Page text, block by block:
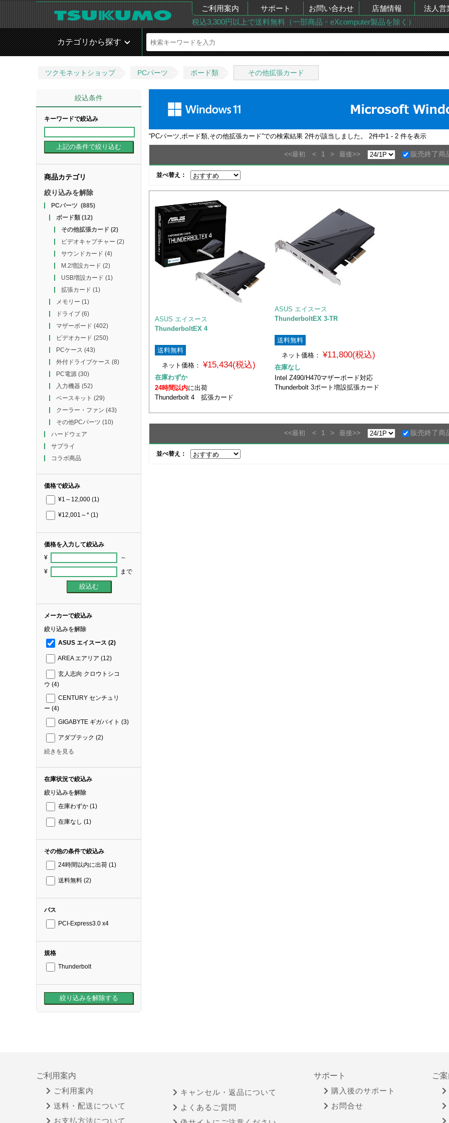
ご利用案内 サポート お問い合わせ 店舗情報 法人営
税込3,300円以上で送料無料（一部商品・eXcomputer製品を除く）
カテゴリから探す
ツクモネットショップ PCパーツ ボード類 その他拡張カード
絞込条件
キーワードで絞込み
商品カテゴリ
絞り込みを解除
PCパーツ (885)
ボード類(12)
その他拡張カード (2)
ビデオキャプチャー (2)
サウンドカード (4)
M.2増設カード (2)
USB増設カード (1)
拡張カード (1)
メモリー (1)
ドライブ(6)
マザーボード (402)
ビデオカード (250)
PCケース (43)
外付ドライブケース (8)
PC電源(30)
入力機器(52)
ベースキット (29)
クーラー・ファン (43)
その他PCパーツ (10)
ハードウェア
サプライ
コラボ商品
価格で絞込み
¥1～12,000 (1)
¥12,001～* (1)
価格を入力して絞込み
¥ ～
¥ まで
メーカーで絞込み
絞り込みを解除
ASUS エイスース (2)
AREA エアリア (12)
玄人志向 クロウトシコ
ウ (4)
CENTURY センチュリ
ー (4)
GIGABYTE ギガバイト (3)
アダプテック (2)
続きを見る
在庫状況で絞込み
絞り込みを解除
在庫わずか (1)
在庫なし (1)
その他の条件で絞込み
24時間以内に出荷 (1)
送料無料 (2)
バス
PCI-Express3.0 x4
規格
Thunderbolt
“PCパーツ,ボード類,その他拡張カード”での検索結果 2件が該当しました。 2件中1 - 2 件を表示
<<最初 < 1 > 最後>> 販売終了商
並べ替え：
ASUS エイスース
ThunderboltEX 4
送料無料
ネット価格：
¥15,434(税込)
在庫わずか
24時間以内に出荷
Thunderbolt 4 拡張カード
ASUS エイスース
ThunderboltEX 3-TR
送料無料
ネット価格：
¥11,800(税込)
在庫なし
Intel Z490/H470マザーボード対応
Thunderbolt 3ポート増設拡張カード
<<最初 < 1 > 最後>> 販売終了商
並べ替え：
ご利用案内
ご利用案内
送料・配送について
お支払方法について
キャンセル・返品について
よくあるご質問
サポート
購入後のサポート
お問合せ
ご